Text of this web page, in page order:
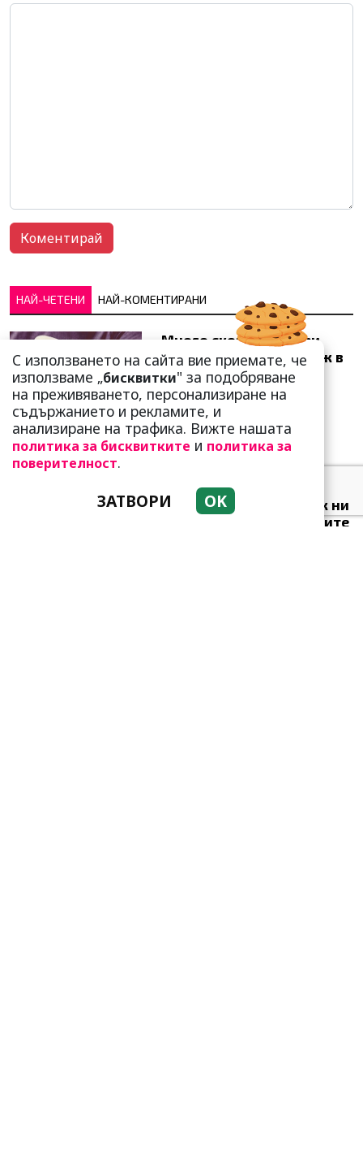
НАЙ-ЧЕТЕНИ НАЙ-КОМЕНТИРАНИ
Много скоро! Тези три
зодии ще получат „нож в
гърба“ (Ще бъдат
предаде...
Какво представлява
методът Kaкебо? И как ни
помага да опазим парите
С използването на сайта вие приемате, че
използваме „бисквитки" за подобряване
на преживяването, персонализиране на
съдържанието и рекламите, и
анализиране на трафика. Вижте нашата
политика за бисквитките и политика за
поверителност.
ЗАТВОРИ OK